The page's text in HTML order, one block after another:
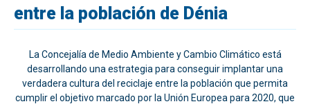
entre la población de Dénia
La Concejalía de Medio Ambiente y Cambio Climático está
desarrollando una estrategia para conseguir implantar una
verdadera cultura del reciclaje entre la población que permita
cumplir el objetivo marcado por la Unión Europea para 2020, que